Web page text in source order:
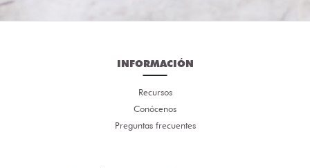
INFORMACIÓN
Recursos
Conócenos
Preguntas frecuentes